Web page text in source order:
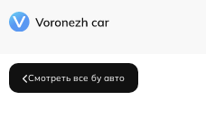
Смотреть все бу авто